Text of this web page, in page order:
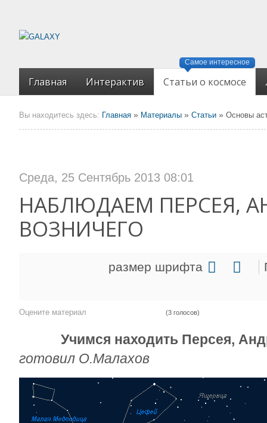
Главная Интерактив Статьи о космосе
Самое интересное
Вы находитесь здесь: Главная » Материалы » Статьи » Основы
Среда, 25 Сентябрь 2013 08:01
НАБЛЮДАЕМ ПЕРСЕЯ,
ВОЗНИЧЕГО
размер шрифта
Оцените материал (3 голосов)
Учимся находить Персея,
готовил О.Малахов